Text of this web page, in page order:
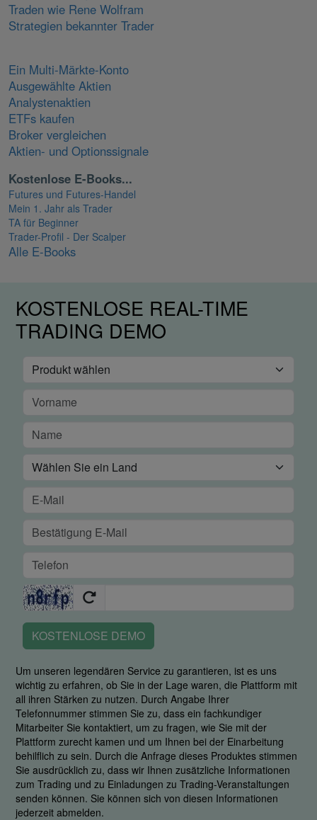
Traden wie Rene Wolfram
Strategien bekannter Trader
Ein Multi-Märkte-Konto
Ausgewählte Aktien
Analystenaktien
ETFs kaufen
Broker vergleichen
Aktien- und Optionssignale
Kostenlose E-Books...
Futures und Futures-Handel
Mein 1. Jahr als Trader
TA für Beginner
Trader-Profil - Der Scalper
Alle E-Books
KOSTENLOSE REAL-TIME
TRADING DEMO
KOSTENLOSE DEMO
Um unseren legendären Service zu garantieren, ist es uns
wichtig zu erfahren, ob Sie in der Lage waren, die Plattform mit
all ihren Stärken zu nutzen. Durch Angabe Ihrer
Telefonnummer stimmen Sie zu, dass ein fachkundiger
Mitarbeiter Sie kontaktiert, um zu fragen, wie Sie mit der
Plattform zurecht kamen und um Ihnen bei der Einarbeitung
behilflich zu sein. Durch die Anfrage dieses Produktes stimmen
Sie ausdrücklich zu, dass wir Ihnen zusätzliche Informationen
zum Trading und zu Einladungen zu Trading-Veranstaltungen
senden können. Sie können sich von diesen Informationen
jederzeit abmelden.